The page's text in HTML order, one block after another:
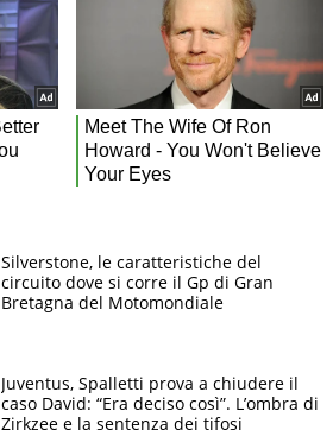
Silverstone, le caratteristiche del
circuito dove si corre il Gp di Gran
Bretagna del Motomondiale
Juventus, Spalletti prova a chiudere il
caso David: “Era deciso così”. L’ombra di
Zirkzee e la sentenza dei tifosi